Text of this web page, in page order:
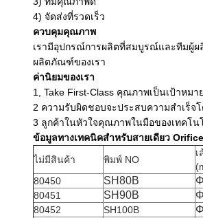
4) จัดส่งที่รวดเร็ว
ควบคุมคุณภาพ
เรามีอุปกรณ์การผลิตที่สมบูรณ์และทีมผู้ผ
ผลิตภัณฑ์ของเรา
ค่านิยมของเรา
1, Take First-Class คุณภาพเป็นเป้าหม
2 ความรับผิดชอบจะประสบความสำเร็จ
3 ลูกค้าในหัวใจคุณภาพในมือของเทคโน
ข้อมูลทางเทคนิคสำหรับสายเดียว
ไม่มีสินค้า
พิมพ์ NO
80450 SH80B
80451
SH90B
80452
SH100B